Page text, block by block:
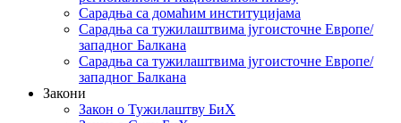
Сарадња са домаћим институцијама
Сарадња са тужилаштвима југоисточне Европе/
западног Балкана
Сарадња са тужилаштвима југоисточне Европе/
западног Балкана
Закони
Закон о Тужилаштву БиХ